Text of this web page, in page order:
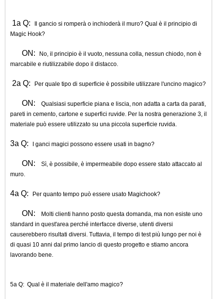
1a Q:
Il gancio si romperà o inchioderà il muro? Qual è il principio di
Magic Hook?
ON:
No, il principio è il vuoto, nessuna colla, nessun chiodo, non è
marcabile e riutilizzabile dopo il distacco.
2a Q: Per quale tipo di superficie è possibile utilizzare l'uncino magico?
ON:
Qualsiasi superficie piana e liscia, non adatta a carta da parati,
pareti in cemento, cartone e superfici ruvide. Per la nostra generazione 3, il
materiale può essere utilizzato su una piccola superficie ruvida.
3a Q: I ganci magici possono essere usati in bagno?
ON:
Sì, è possibile, è impermeabile dopo essere stato attaccato al
muro.
4a Q: Per quanto tempo può essere usato Magichook?
ON:
Molti clienti hanno posto questa domanda, ma non esiste uno
standard in quest'area perché interfacce diverse, utenti diversi
causerebbero risultati diversi. Tuttavia, il tempo di test più lungo per noi è
di quasi 10 anni dal primo lancio di questo progetto e stiamo ancora
lavorando bene.
5a Q: Qual è il materiale dell'amo magico?